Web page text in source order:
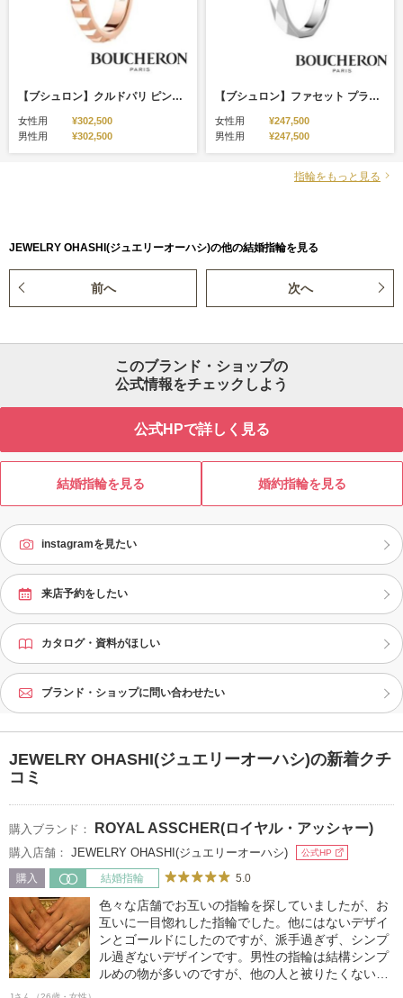
【ブシュロン】クルドパリ ピンクゴールド ミディアムリング
女性用
¥302,500
男性用
¥302,500
【ブシュロン】ファセット プラチナリング スモール
女性用
¥247,500
男性用
¥247,500
指輪をもっと見る
JEWELRY OHASHI(ジュエリーオーハシ)の他の結婚指輪を見る
前へ 次へ
このブランド・ショップの
公式情報をチェックしよう
公式HPで詳しく見る
結婚指輪を見る 婚約指輪を見る
instagramを見たい
来店予約をしたい
カタログ・資料がほしい
ブランド・ショップに問い合わせたい
JEWELRY OHASHI(ジュエリーオーハシ)の新着クチ
コミ
購入ブランド： ROYAL ASSCHER(ロイヤル・アッシャー)
購入店舗： JEWELRY OHASHI(ジュエリーオーハシ) 公式HP
購入 結婚指輪 5.0
色々な店舗でお互いの指輪を探していましたが、お
互いに一目惚れした指輪でした。他にはないデザイ
ンとゴールドにしたのですが、派手過ぎず、シンプ
ル過ぎないデザインです。男性の指輪は結構シンプ
ルめの物が多いのですが、他の人と被りたくない方